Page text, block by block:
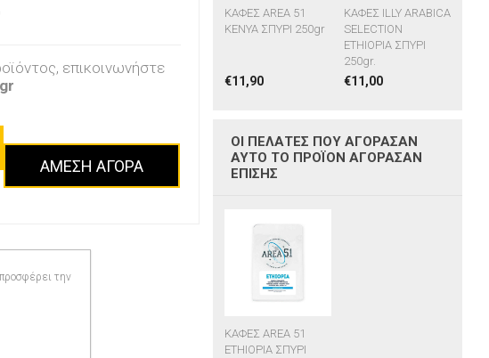
επικοινωνήστε
ΑΜΕΣΗ ΑΓΟΡΑ
ΚΑΦΕΣ AREA 51
KENYA ΣΠΥΡΙ 250gr
€11,90
ΚΑΦΕΣ ILLY ARABICA
SELECTION
ETHIOPIA ΣΠΥΡΙ
250gr.
€11,00
ΟΙ ΠΕΛΆΤΕΣ ΠΟΥ ΑΓΌΡΑΣΑΝ
ΑΥΤΌ ΤΟ ΠΡΟΪΌΝ ΑΓΌΡΑΣΑΝ
ΕΠΊΣΗΣ
ΚΑΦΕΣ AREA 51
ETHIOPIA ΣΠΥΡΙ
την